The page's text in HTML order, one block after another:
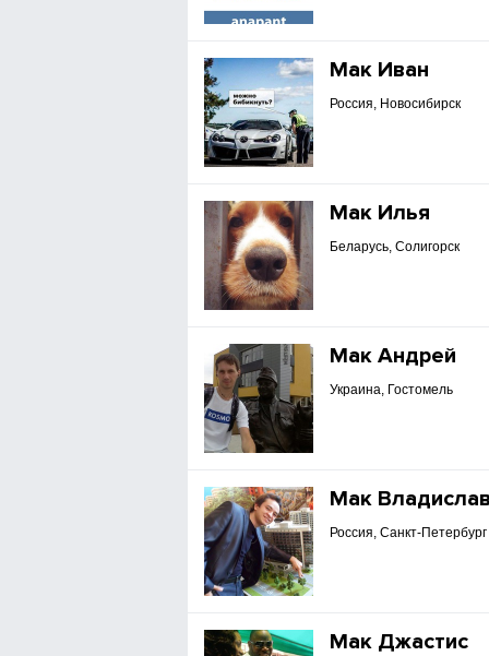
Мак Иван
Россия, Новосибирск
Мак Илья
Беларусь, Солигорск
Мак Андрей
Украина, Гостомель
Мак
Россия, Санкт-Петербург
Мак Джастис